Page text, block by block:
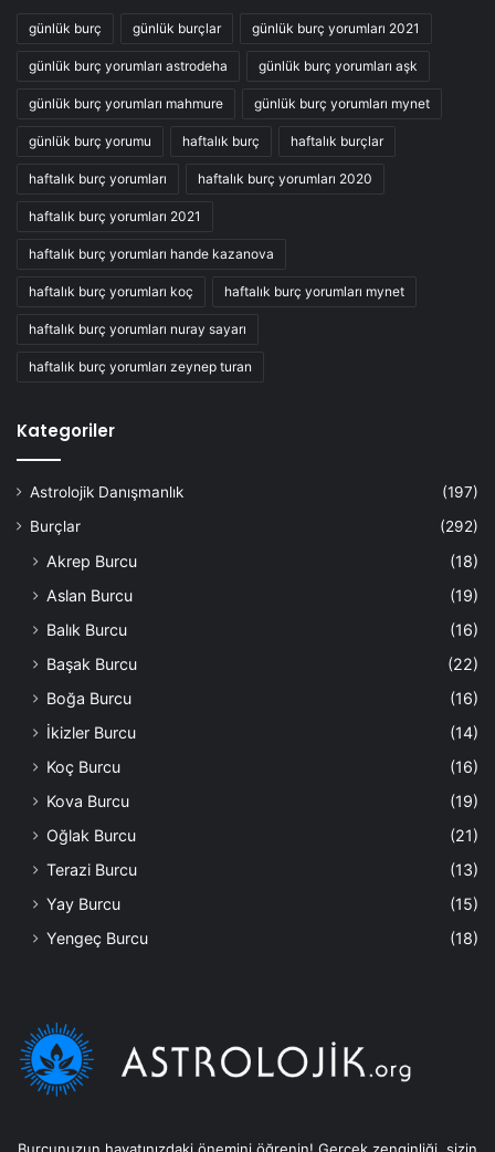
günlük burç günlük burçlar günlük burç yorumları 2021
günlük burç yorumları astrodeha günlük burç yorumları aşk
günlük burç yorumları mahmure günlük burç yorumları mynet
günlük burç yorumu haftalık burç haftalık burçlar
haftalık burç yorumları haftalık burç yorumları 2020
haftalık burç yorumları 2021
haftalık burç yorumları hande kazanova
haftalık burç yorumları koç haftalık burç yorumları mynet
haftalık burç yorumları nuray sayarı
haftalık burç yorumları zeynep turan
Kategoriler
Astrolojik Danışmanlık
(197)
Burçlar
(292)
Akrep Burcu
(18)
Aslan Burcu
(19)
Balık Burcu
(16)
Başak Burcu
(22)
Boğa Burcu
(16)
İkizler Burcu
(14)
Koç Burcu
(16)
Kova Burcu
(19)
Oğlak Burcu
(21)
Terazi Burcu
(13)
Yay Burcu
(15)
Yengeç Burcu
(18)